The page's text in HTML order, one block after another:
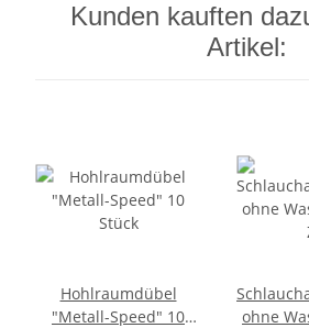
Kunden kauften
Artikel:
Hohlraumdübel
"Metall-Speed" 10
ohne